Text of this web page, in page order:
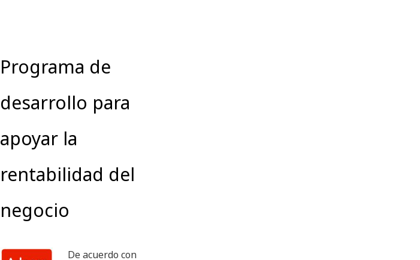
Programa de
desarrollo para
apoyar la
rentabilidad del
negocio
De acuerdo con